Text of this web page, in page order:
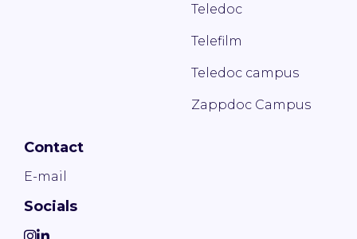
Teledoc
Telefilm
Teledoc campus
Zappdoc Campus
Contact
E-mail
Socials